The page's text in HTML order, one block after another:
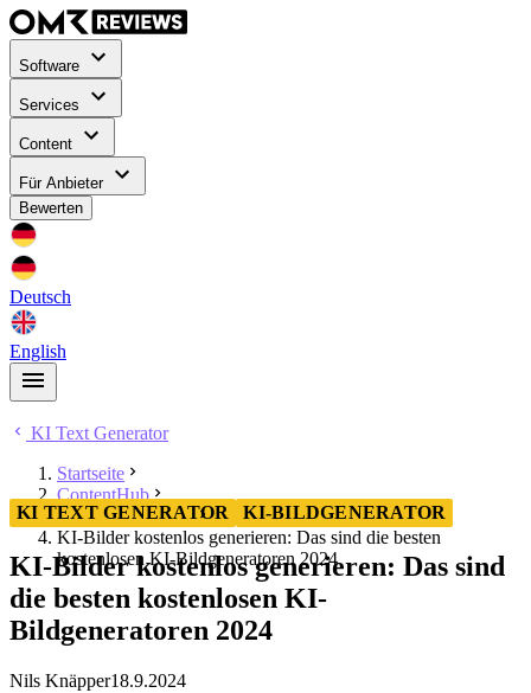
Software
Services
Content
Für Anbieter
Bewerten
Deutsch
English
KI Text Generator
Startseite
ContentHub
KI Text Generator
KI-Bilder kostenlos generieren: Das sind die besten
kostenlosen KI-Bildgeneratoren 2024
KI TEXT GENERATOR KI-BILDGENERATOR
KI-Bilder kostenlos generieren: Das sind
die besten kostenlosen KI-
Bildgeneratoren 2024
Nils Knäpper18.9.2024